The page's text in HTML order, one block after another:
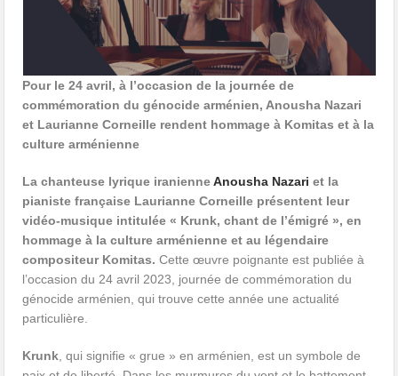
Pour le 24 avril, à l’occasion de la journée de
commémoration du génocide arménien, Anousha Nazari
et Laurianne Corneille rendent hommage à Komitas et à la
culture arménienne
La chanteuse lyrique iranienneAnousha Nazari et la
pianiste française Laurianne Corneille présentent leur
vidéo-musique intitulée « Krunk, chant de l’émigré », en
hommage à la culture arménienne et au légendaire
compositeur Komitas. Cette œuvre poignante est publiée à
l’occasion du 24 avril 2023, journée de commémoration du
génocide arménien, qui trouve cette année une actualité
particulière.
Krunk , qui signifie « grue » en arménien, est un symbole de